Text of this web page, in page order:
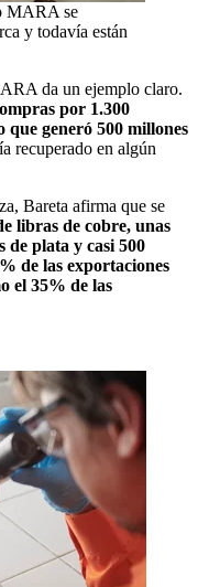
MARA se
y todavía están
da un ejemplo claro.
por 1.300
que generó 500 millones
recuperado en algún
Bareta afirma que se
libras de cobre, unas
de plata y casi 500
de las exportaciones
el 35% de las